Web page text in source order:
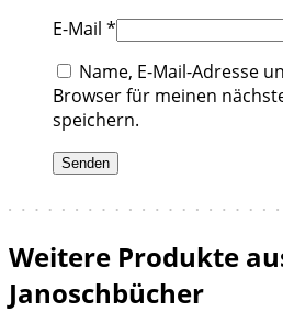
E-Mail *
Name, E-Mail-Adresse
Browser für meinen
speichern.
Weitere Produkte
Janoschbücher